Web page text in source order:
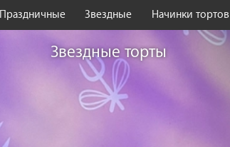
Праздничные Звездные Начинки тортов
Звездные торты